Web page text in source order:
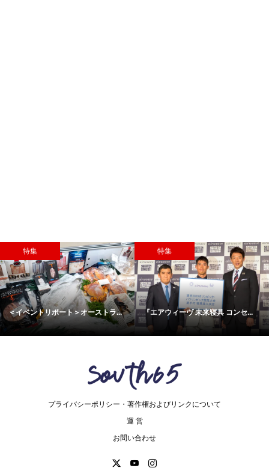
特集
＜イベントリポート＞オーストラ...
特集
『エアウィーヴ 未来寝具 コンセ...
プライバシーポリシー・著作権およびリンクについて
運 営
お問い合わせ